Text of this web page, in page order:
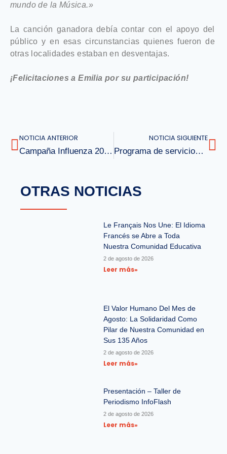
mundo de la Música.»
La canción ganadora debía contar con el apoyo del
público y en esas circunstancias quienes fueron de
otras localidades estaban en desventajas.
¡Felicitaciones a Emilia por su participación!
NOTICIA ANTERIOR
Campaña Influenza 2022 para escolares
NOTICIA SIGUIENTE
Programa de servicios médicos Junaeb 2022
OTRAS NOTICIAS
Le Français Nos Une: El Idioma
Francés se Abre a Toda
Nuestra Comunidad Educativa
2 de agosto de 2026
Leer más»
El Valor Humano Del Mes de
Agosto: La Solidaridad Como
Pilar de Nuestra Comunidad en
Sus 135 Años
2 de agosto de 2026
Leer más»
Presentación – Taller de
Periodismo InfoFlash
2 de agosto de 2026
Leer más»